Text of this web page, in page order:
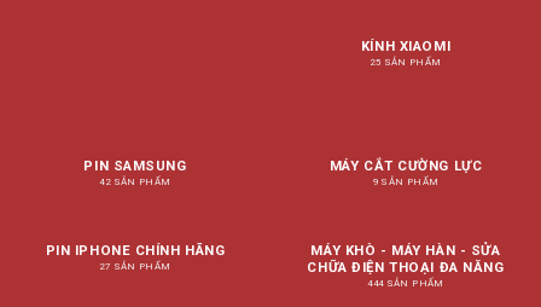
KÍNH XIAOMI
25 SẢN PHẨM
PIN SAMSUNG
42 SẢN PHẨM
PIN IPHONE CHÍNH HÃNG
27 SẢN PHẨM
MÁY CẮT CƯỜNG LỰC
9 SẢN PHẨM
MÁY KHÒ - MÁY HÀN - SỬA
CHỮA ĐIỆN THOẠI ĐA NĂNG
444 SẢN PHẨM